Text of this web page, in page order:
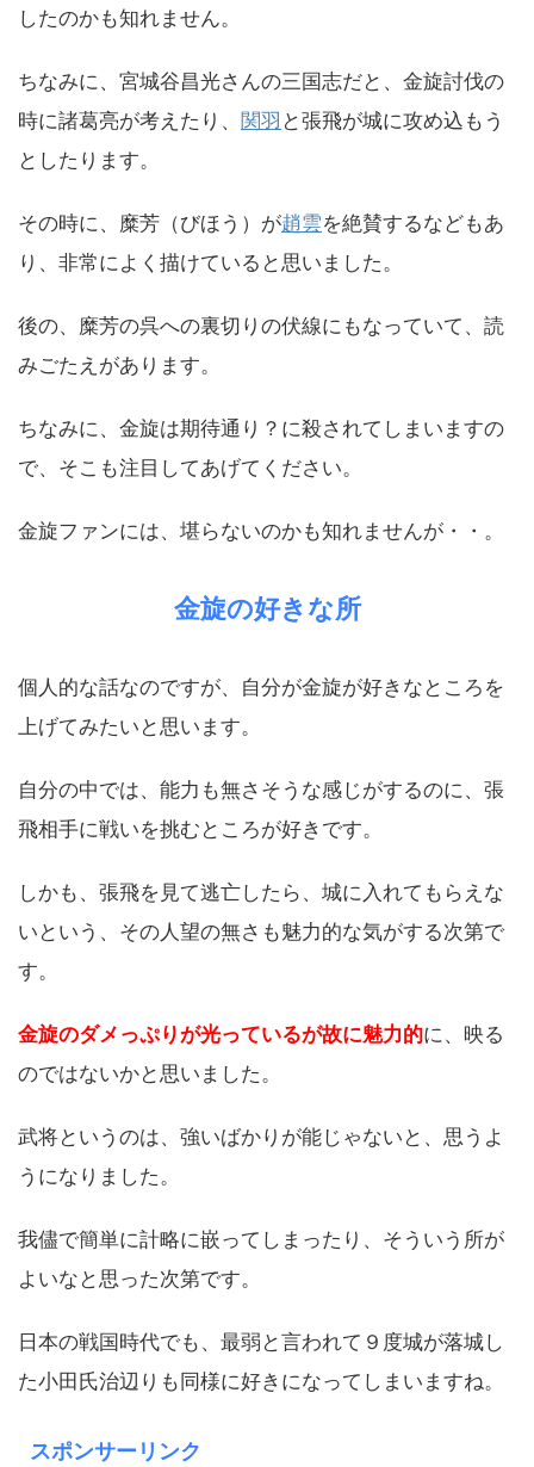
したのかも知れません。
ちなみに、宮城谷昌光さんの三国志だと、金旋討伐の
時に諸葛亮が考えたり、 関羽 と張飛が城に攻め込もう
としたります。
その時に、 糜芳（びほう）が趙雲を絶賛するなどもあ
り、非常によく描けていると思いました。
後の、 糜芳の呉への裏切りの伏線にもなっていて、読
みごたえがあります。
ちなみに、金旋は期待通り？に殺されてしまいますの
で、そこも注目してあげてください。
金旋ファンには、堪らないのかも知れませんが・・。
金旋の好きな所
個人的な話なのですが、自分が金旋が好きなところを
上げてみたいと思います。
自分の中では、能力も無さそうな感じがするのに、張
飛相手に戦いを挑むところが好きです。
しかも、張飛を見て逃亡したら、城に入れてもらえな
いという、その人望の無さも魅力的な気がする次第で
す。
金旋のダメっぷりが光っているが故に魅力的に、映る
のではないかと思いました。
武将というのは、強いばかりが能じゃないと、思うよ
うになりました。
我儘で簡単に計略に嵌ってしまったり、そういう所が
よいなと思った次第です。
日本の戦国時代でも、最弱と言われて９度城が落城し
た小田氏治辺りも同様に好きになってしまいますね。
スポンサーリンク